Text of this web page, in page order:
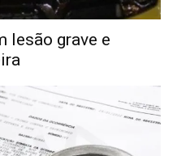
lesão grave e